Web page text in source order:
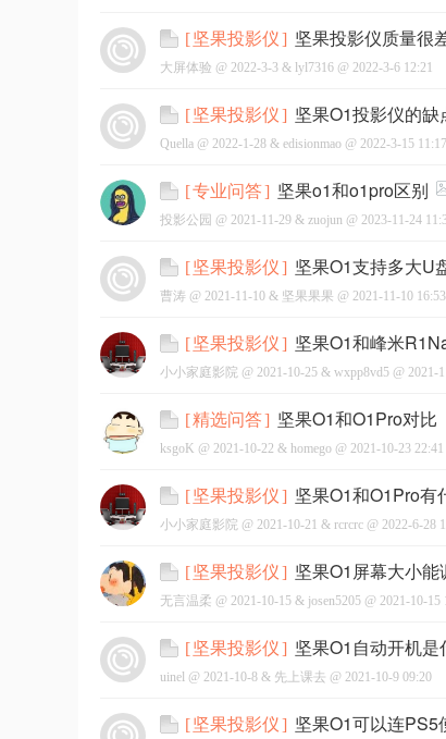
[坚果投影仪] 坚果投影仪质量很
大屏体验 @ 2022-3-3 & lyl7316 @ 2022-3-6 12:21
[坚果投影仪] 坚果O1投影仪的
Quella @ 2022-1-28 & edisionmao @ 2022-3-15 11:17
[专业问答] 坚果o1和o1pro区别
投影公园 @ 2021-11-29 & zuojun @ 2023-11-24
[坚果投影仪] 坚果O1支持多大U
曹涛 @ 2021-11-10 & 坚果果果 @ 2021-11-10 16:53
[坚果投影仪] 坚果O1和峰米
小小家庭影院 @ 2021-10-25 & wxpp8vd5 @ 2021-
[精选问答] 坚果O1和O1Pro对比
ksgoK @ 2021-10-22 & homego @ 2021-10-23 22:41
[坚果投影仪] 坚果O1和O1Pro有
小小家庭影院 @ 2021-10-21 & rcrcrc @ 2022-6-28
[坚果投影仪] 坚果O1屏幕大小
无言温柔 @ 2021-10-15 & josen5205 @ 2021-10-15
[坚果投影仪] 坚果O1自动开机
uinel @ 2021-10-8 & 先上课去 @ 2021-10-9 09:20
[坚果投影仪] 坚果O1可以连PS5